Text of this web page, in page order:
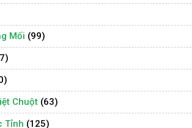
Mối (99)
Chuột (63)
Tỉnh (125)